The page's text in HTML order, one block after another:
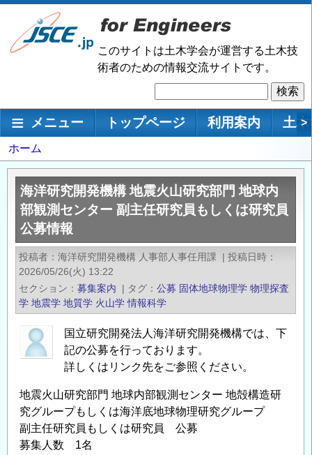
メ
ン
移
このサイトは土木学会が運営する土木技
術者のための情報交流サイトです。
索
メインナビゲーション
メニュー トップページ 利用案内 土 >
パ
ン
く
ず
ホーム
海洋研究開発機構 地震火山研究部門 地球内
部観測センター 副主任研究員もしくは研究員
公募情報
投稿者 海洋研究開発機構 人事部人事任用課 | 投稿日時
2026/05/26(火) 13:22
セクション
募集案内 | タグ 公募 固体地球物理学 物理探査
学 地震学 地質学 火山学 情報科学
国立研究開発法人海洋研究開発機構では、下
記の公募を行っております。
詳しくはリンク先をご参照ください。
地震火山研究部門 地球内部観測センター 地殻構造研
究グループもしくは海洋底地球物理研究グループ
副主任研究員もしくは研究員 公募
募集人数 1名